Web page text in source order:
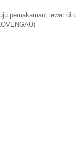
pemakaman, lewat di